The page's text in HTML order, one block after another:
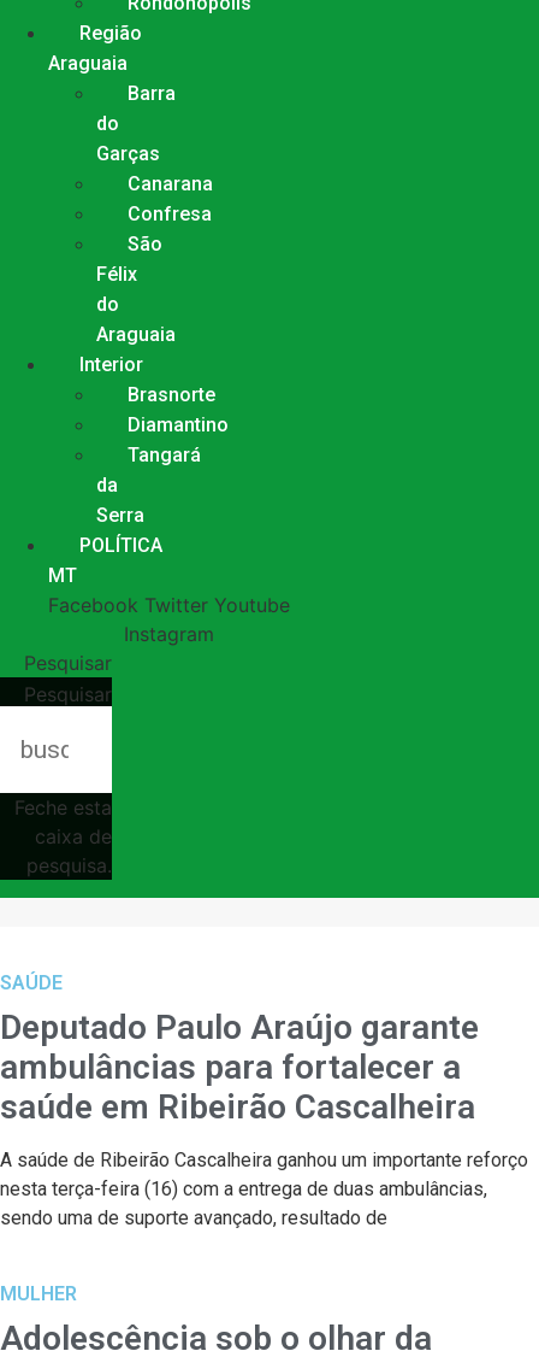
Região
Araguaia
Barra
do
Garças
Canarana
Confresa
São
Félix
do
Araguaia
Interior
Brasnorte
Diamantino
Tangará
da
Serra
POLÍTICA
MT
Facebook Twitter Youtube
Instagram
Pesquisar
Pesquisar
Feche esta
caixa de
pesquisa.
SAÚDE
Deputado Paulo Araújo garante
ambulâncias para fortalecer a
saúde em Ribeirão Cascalheira
A saúde de Ribeirão Cascalheira ganhou um importante reforço
nesta terça-feira (16) com a entrega de duas ambulâncias,
sendo uma de suporte avançado, resultado de
MULHER
Adolescência sob o olhar da